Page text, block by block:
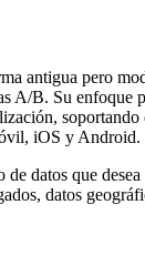
antigua pero
A/B. Su enfoque
soportando
iOS y Android.
datos que
datos